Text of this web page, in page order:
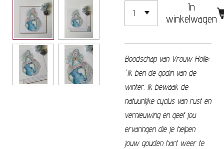
In
winkelwagen
Boodschap van Vrouw Holle:
'Ik ben de godin van de
winter. Ik bewaak de
natuurlijke cyclus van rust en
vernieuwing en geef jou
ervaringen die je helpen
jouw gouden hart weer te